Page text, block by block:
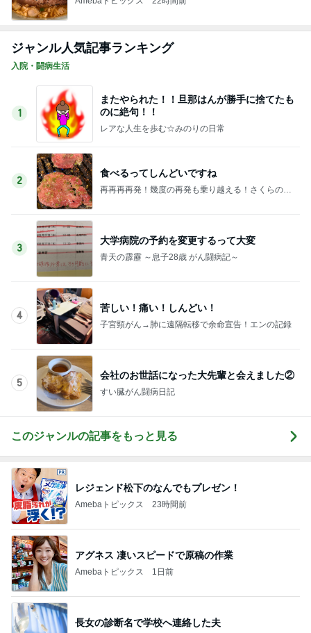
ジャンル人気記事ランキング
入院・闘病生活
1
またやられた！！旦那はんが勝手に捨てたも
のに絶句！！
レアな人生を歩む☆みのりの日常
2
食べるってしんどいですね
再再再再発！幾度の再発も乗り越える！さくらの幸
3
大学病院の予約を変更するって大変
青天の霹靂 ～息子28歳 がん闘病記～
4
苦しい！痛い！しんどい！
子宮頸がん→肺に遠隔転移で余命宣告！エンの記録
5
会社のお世話になった大先輩と会えました②
すい臓がん闘病日記
このジャンルの記事をもっと見る
レジェンド松下のなんでもプレゼン！
Amebaトピックス 23時間前
アグネス 凄いスピードで原稿の作業
Amebaトピックス 1日前
長女の診断名で学校へ連絡した夫